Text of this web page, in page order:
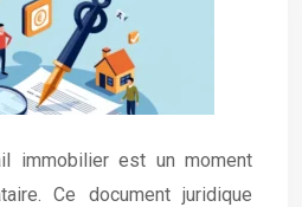
immobilier est un moment
Ce document juridique